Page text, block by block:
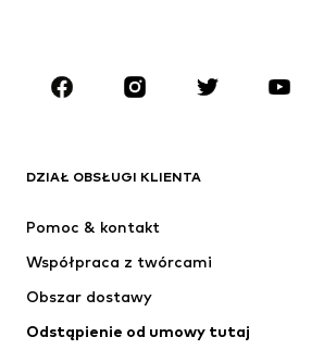
MARKI
Next
SUPERFIT
DZIAŁ OBSŁUGI KLIENTA
Pomoc & kontakt
Współpraca z twórcami
Obszar dostawy
Odstąpienie od umowy tutaj